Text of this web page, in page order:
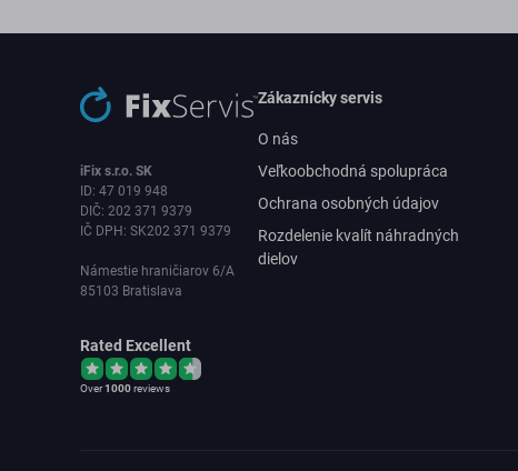
iFix s.r.o. SK
ID: 47 019 948
DIČ: 202 371 9379
IČ DPH: SK202 371 9379
Námestie hraničiarov 6/A
85103 Bratislava
Rated Excellent
Over1000reviews
Zákaznícky servis
O nás
Veľkoobchodná spolupráca
Ochrana osobných údajov
Rozdelenie kvalít náhradných
dielov